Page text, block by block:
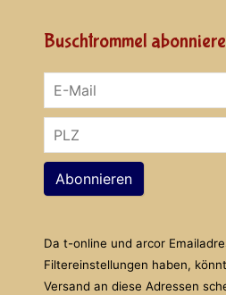
Buschtrommel
Abonnieren
Da t-online und arcor
Filtereinstellungen haben,
Versand an diese Adressen